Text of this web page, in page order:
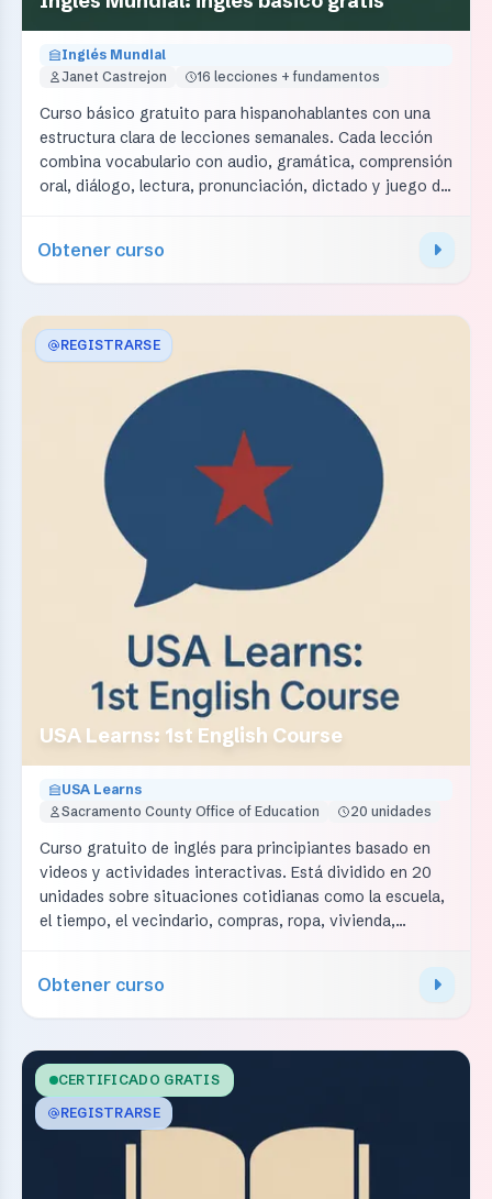
Inglés Mundial
Janet Castrejon
16 lecciones + fundamentos
Curso básico gratuito para hispanohablantes con una
estructura clara de lecciones semanales. Cada lección
combina vocabulario con audio, gramática, comprensión
oral, diálogo, lectura, pronunciación, dictado y juego de
futuro.
Obtener curso
REGISTRARSE
USA Learns: 1st English Course
USA Learns
Sacramento County Office of Education
20 unidades
Curso gratuito de inglés para principiantes basado en
videos y actividades interactivas. Está dividido en 20
unidades sobre situaciones cotidianas como la escuela,
el tiempo, el vecindario, compras, ropa, vivienda,
oral. Requiere registro gratuito para guardar el
progreso.
Obtener curso
CERTIFICADO GRATIS
REGISTRARSE